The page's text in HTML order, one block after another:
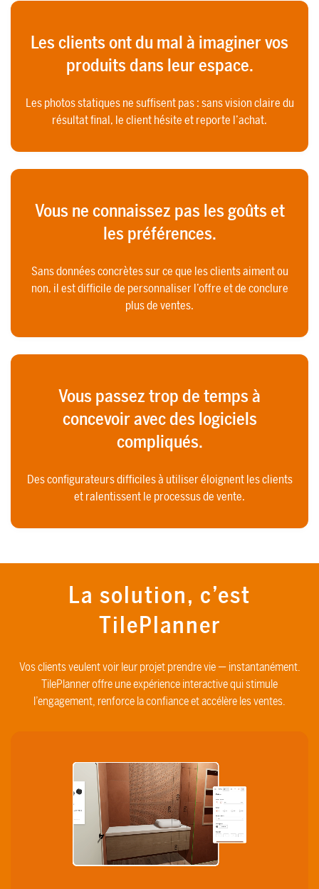
Les clients ont du mal à imaginer vos
produits dans leur espace.
Les photos statiques ne suffisent pas : sans vision claire du
résultat final, le client hésite et reporte l’achat.
Vous ne connaissez pas les goûts et
les préférences.
Sans données concrètes sur ce que les clients aiment ou
non, il est difficile de personnaliser l’offre et de conclure
plus de ventes.
Vous passez trop de temps à
concevoir avec des logiciels
compliqués.
Des configurateurs difficiles à utiliser éloignent les clients
et ralentissent le processus de vente.
La solution, c’est
TilePlanner
Vos clients veulent voir leur projet prendre vie — instantanément.
TilePlanner offre une expérience interactive qui stimule
l’engagement, renforce la confiance et accélère les ventes.